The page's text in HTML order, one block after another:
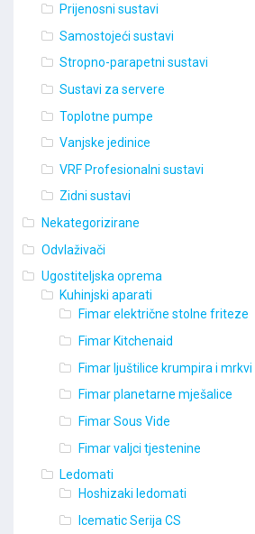
Prijenosni sustavi
Samostojeći sustavi
Stropno-parapetni sustavi
Sustavi za servere
Toplotne pumpe
Vanjske jedinice
VRF Profesionalni sustavi
Zidni sustavi
Nekategorizirane
Odvlaživači
Ugostiteljska oprema
Kuhinjski aparati
Fimar električne stolne friteze
Fimar Kitchenaid
Fimar ljuštilice krumpira i mrkvi
Fimar planetarne mješalice
Fimar Sous Vide
Fimar valjci tjestenine
Ledomati
Hoshizaki ledomati
Icematic Serija CS